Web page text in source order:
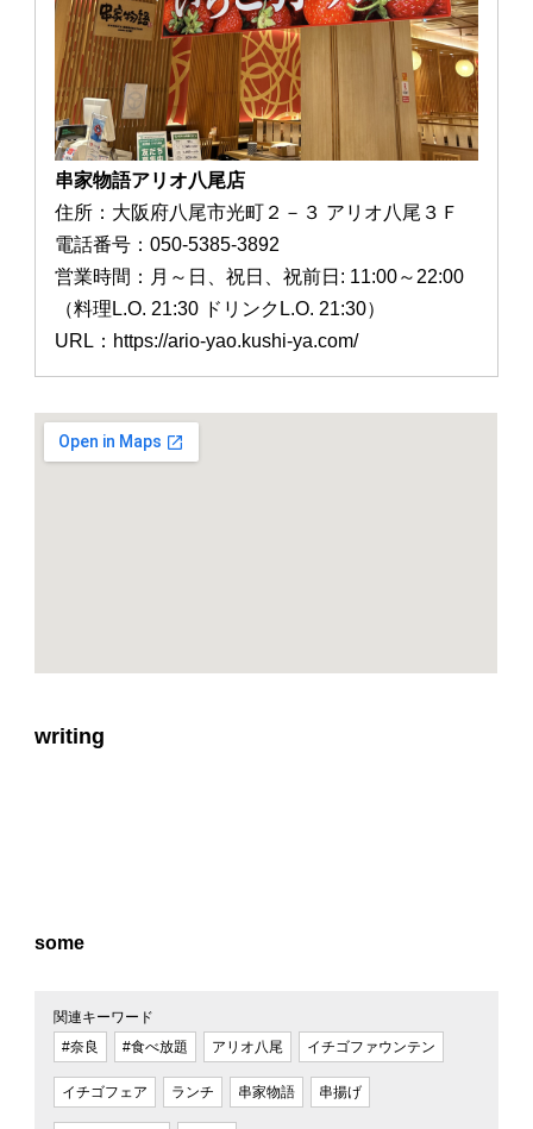
串家物語アリオ八尾店
住所：大阪府八尾市光町２－３ アリオ八尾３Ｆ
電話番号：050-5385-3892
営業時間：月～日、祝日、祝前日: 11:00～22:00
（料理L.O. 21:30 ドリンクL.O. 21:30）
URL：https://ario-yao.kushi-ya.com/
writing
some
関連キーワード
#奈良
#食べ放題 アリオ八尾 イチゴファウンテン
イチゴフェア ランチ 串家物語 串揚げ